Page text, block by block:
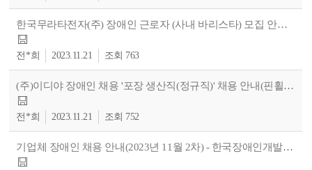
한국무라타전자(주) 장애인 근로자 (사내 바리스타) 모집 안내(핀휠제공)
전*희 2023.11.21 763
(주)이디야 장애인 채용 '포장 생산직(정규직)' 채용 안내(핀휠 제공)
전*희 2023.11.21 752
기업체 장애인 채용 안내(2023년 11월 2차) - 한국장애인개발원 제공